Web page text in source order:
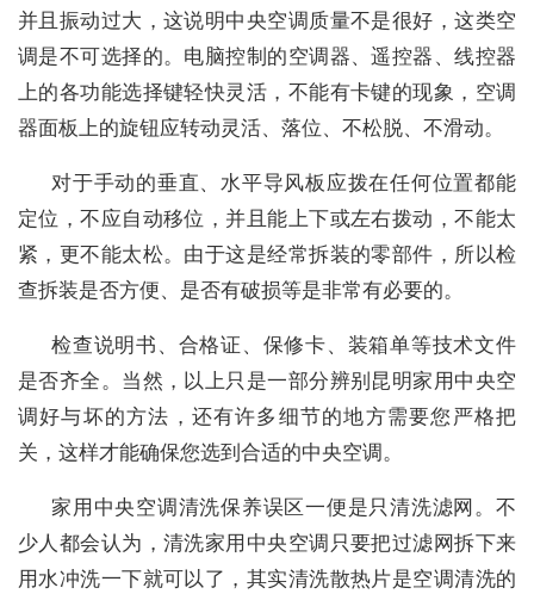
并且振动过大，这说明中央空调质量不是很好，这类空
调是不可选择的。电脑控制的空调器、遥控器、线控器
上的各功能选择键轻快灵活，不能有卡键的现象，空调
器面板上的旋钮应转动灵活、落位、不松脱、不滑动。
对于手动的垂直、水平导风板应拨在任何位置都能
定位，不应自动移位，并且能上下或左右拨动，不能太
紧，更不能太松。由于这是经常拆装的零部件，所以检
查拆装是否方便、是否有破损等是非常有必要的。
检查说明书、合格证、保修卡、装箱单等技术文件
是否齐全。当然，以上只是一部分辨别昆明家用中央空
调好与坏的方法，还有许多细节的地方需要您严格把
关，这样才能确保您选到合适的中央空调。
家用中央空调清洗保养误区一便是只清洗滤网。不
少人都会认为，清洗家用中央空调只要把过滤网拆下来
用水冲洗一下就可以了，其实清洗散热片是空调清洗的